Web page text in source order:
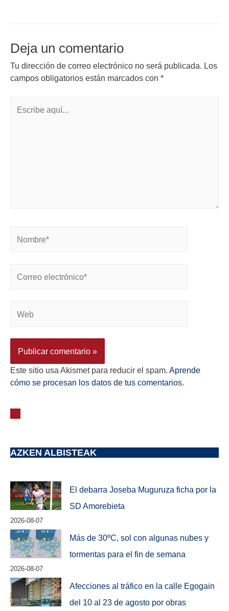
Deja un comentario
Tu dirección de correo electrónico no será publicada. Los
campos obligatorios están marcados con *
Este sitio usa Akismet para reducir el spam. Aprende
cómo se procesan los datos de tus comentarios.
AZKEN ALBISTEAK
El debarra Joseba Muguruza ficha por la
SD Amorebieta
2026-08-07
Más de 30ºC, sol con algunas nubes y
tormentas para el fin de semana
2026-08-07
Afecciones al tráfico en la calle Egogain
del 10 al 23 de agosto por obras